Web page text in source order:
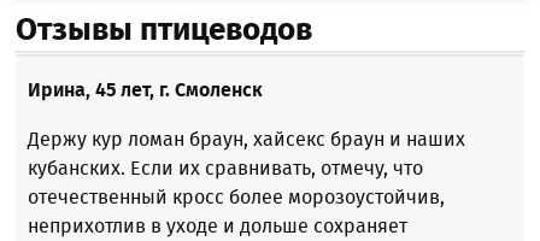
Отзывы птицеводов
Ирина, 45 лет, г. Смоленск
Держу кур ломан браун, хайсекс браун и наших
кубанских. Если их сравнивать, отмечу, что
отечественный кросс более морозоустойчив,
неприхотлив в уходе и дольше сохраняет